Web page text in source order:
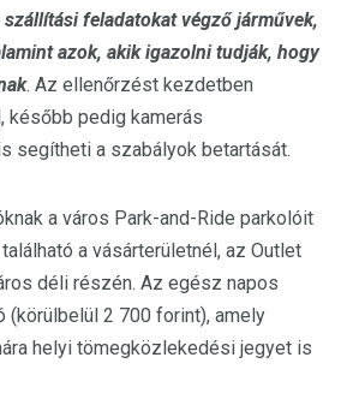
feladatokat végző járművek,
azok, akik igazolni tudják, hogy
. Az ellenőrzést kezdetben
később pedig kamerás
segítheti a szabályok betartását.
a város Park-and-Ride parkolóit
a vásárterületnél, az Outlet
déli részén. Az egész napos
(körülbelül 2 700 forint), amely
helyi tömegközlekedési jegyet is